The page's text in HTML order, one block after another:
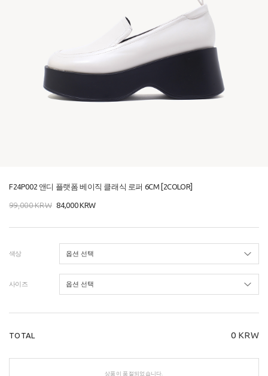
F24P002 앤디 플랫폼 베이직 클래식 로퍼 6CM [2COLOR]
99,000KRW 84,000KRW
색상
사이즈
TOTAL 0 KRW
상품이 품절되었습니다.